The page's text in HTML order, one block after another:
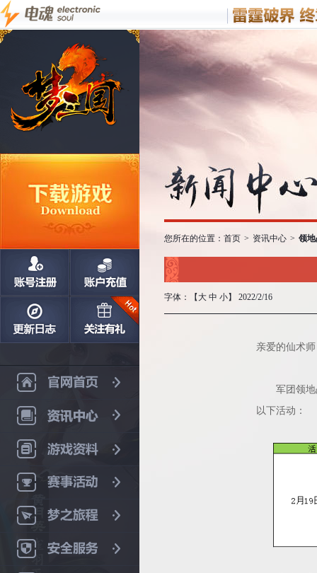
您所在的位置： 首页 > 资讯中心 > 领
字体：【 大 中 小】 2022/2/16
亲爱的仙术
军团领地
以下活动：